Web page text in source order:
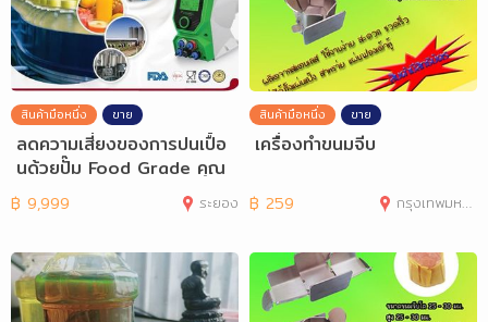
สินค้ามือหนึ่ง ขาย
ลดความเสี่ยงของการปนเปื้อ
นด้วยปั๊ม Food Grade คุณ
ภาพสูงจาก S
฿ 9,999 ระยอง
สินค้ามือหนึ่ง ขาย
เครื่องทำขนมจีบ
฿ 259 กรุงเทพมหานคร